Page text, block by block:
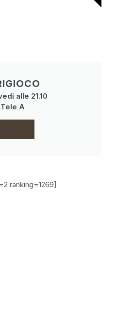
alle 21.10
A
ranking=1269]